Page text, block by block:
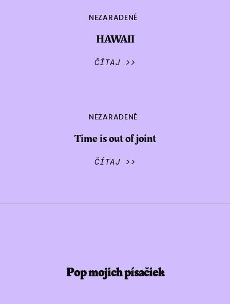
NEZARADENÉ
HAWAII
ČÍTAJ >>
NEZARADENÉ
Time is out of joint
ČÍTAJ >>
Pop mojich písačiek